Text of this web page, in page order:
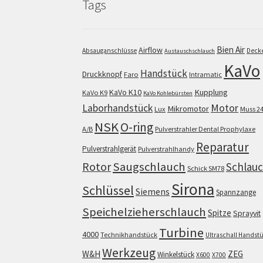
Tags
Absauganschlüsse Airflow Austauschschlauch Bien Air
Druckknopf Faro Handstück Intramatic KaVo
KaVo K9 KaVo K10 KaVo Kohlebürsten Kupplung
Laborhandstück Lux Mikromotor Motor Muss
A/B NSKO-ring Pulverstrahler Dental Prophylaxe
Pulverstrahlgerät Pulverstrahlhandy Reparatur
RotorSaugschlauch Schick SM78
Schlüssel Siemens Sirona Spannzange
Speichelzieherschlauch Spitze Sprayvit
4000 Technikhandstück Turbine Ultraschall
W&H WerkzeugWinkelstück X600 X700 ZEG